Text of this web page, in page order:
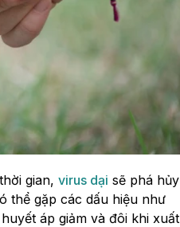
gian, virus dại sẽ phá hủy
thể gặp các dấu hiệu như
áp giảm và đôi khi xuất